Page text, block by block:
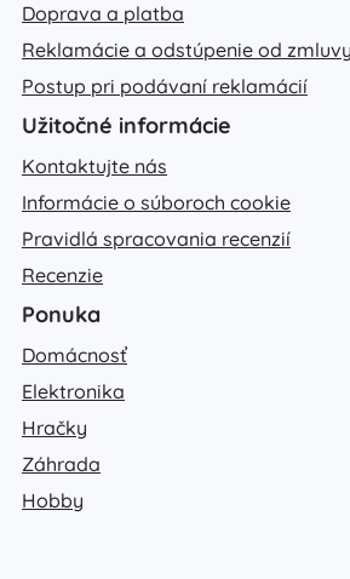
Doprava a platba
Reklamácie a odstúpenie od zmluvy
Postup pri podávaní reklamácií
Užitočné informácie
Kontaktujte nás
Informácie o súboroch cookie
Pravidlá spracovania recenzií
Recenzie
Ponuka
Domácnosť
Elektronika
Hračky
Záhrada
Hobby